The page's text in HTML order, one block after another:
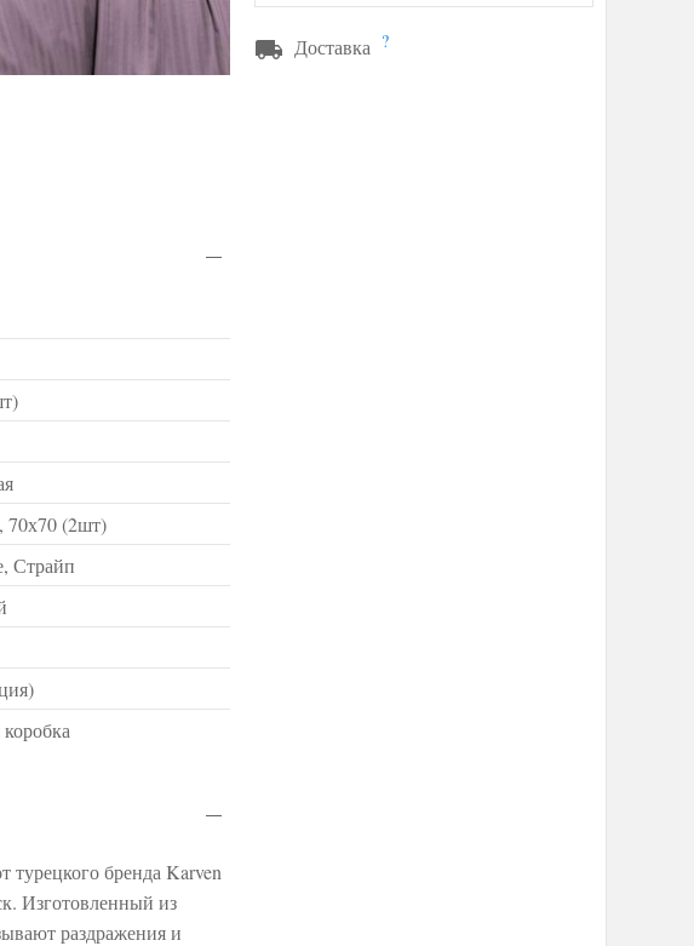
Доставка ?
70х70 (2шт)
Страйп
турецкого бренда Karven
Изготовленный из
раздражения и